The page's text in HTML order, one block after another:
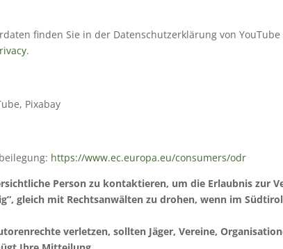
finden Sie in der Datenschutzerklärung von YouTube
.
Pixabay
https://www.ec.europa.eu/consumers/odr
Person zu kontaktieren, um die Erlaubnis zur
gleich mit Rechtsanwälten zu drohen, wenn im
verletzen, sollten Jäger, Vereine,